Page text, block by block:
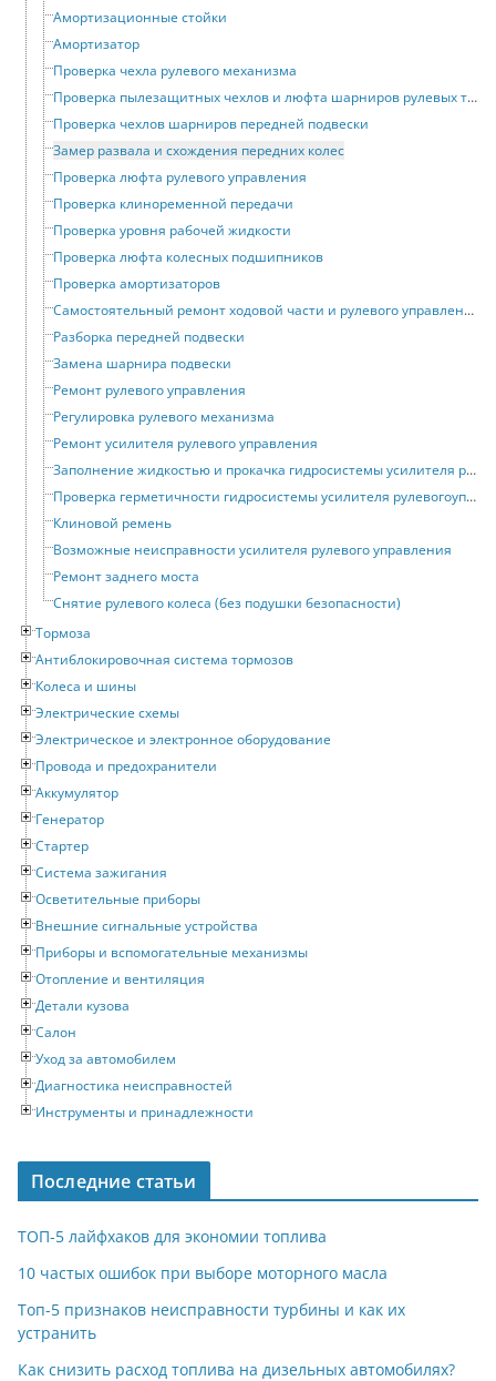
Амортизационные стойки
Амортизатор
Проверка чехла рулевого механизма
Проверка пылезащитных чехлов и люфта шарниров рулевых тяг
Проверка чехлов шарниров передней подвески
Замер развала и схождения передних колес
Проверка люфта рулевого управления
Проверка клиноременной передачи
Проверка уровня рабочей жидкости
Проверка люфта колесных подшипников
Проверка амортизаторов
Самостоятельный ремонт ходовой части и рулевого управления
Разборка передней подвески
Замена шарнира подвески
Ремонт рулевого управления
Регулировка рулевого механизма
Ремонт усилителя рулевого управления
Заполнение жидкостью и прокачка гидросистемы усилителя рулевого управления
Проверка герметичности гидросистемы усилителя рулевогоуправления
Клиновой ремень
Возможные неисправности усилителя рулевого управления
Ремонт заднего моста
Снятие рулевого колеса (без подушки безопасности)
Тормоза
Антиблокировочная система тормозов
Колеса и шины
Электрические схемы
Электрическое и электронное оборудование
Провода и предохранители
Аккумулятор
Генератор
Стартер
Система зажигания
Осветительные приборы
Внешние сигнальные устройства
Приборы и вспомогательные механизмы
Отопление и вентиляция
Детали кузова
Салон
Уход за автомобилем
Диагностика неисправностей
Инструменты и принадлежности
Последние статьи
ТОП-5 лайфхаков для экономии топлива
10 частых ошибок при выборе моторного масла
Топ-5 признаков неисправности турбины и как их
устранить
Как снизить расход топлива на дизельных автомобилях?